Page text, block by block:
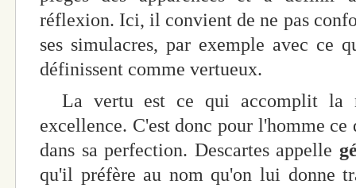
réflexion. Ici, il convient de ne pas
ses simulacres, par exemple avec ce
définissent comme vertueux.
La vertu est ce qui accomplit la
excellence. C'est donc pour l'homme
dans sa perfection. Descartes appelle
qu'il préfère au nom qu'on lui donne